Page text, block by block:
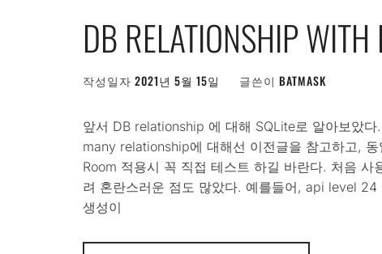
DB RELATIONSHIP WITH
작성일자 2021년 5월 15일 글쓴이 BATMASK
앞서 DB relationship 에 대해 SQLite로 알아보았
many relationship에 대해선 이전글을 참고하고,
Room 적용시 꼭 직접 테스트 하길 바란다. 처음 사
려 혼란스러운 점도 많았다. 예를들어, api level
생성이